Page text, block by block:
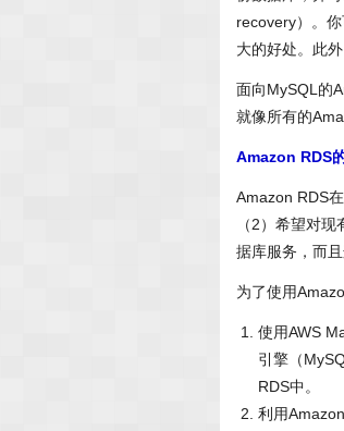
recovery）。
大的好处。此
面向MySQL的
就像所有的
Amazon RDS
Amazon RDS
（2）希望对
据库服务，而
为了使用
使用AWS
引擎（
RDS中。
利用